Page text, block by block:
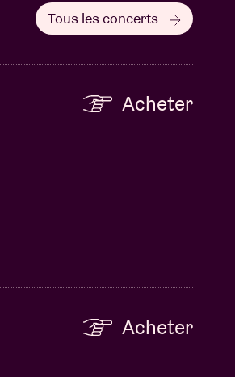
Tous les concerts
Acheter
Acheter